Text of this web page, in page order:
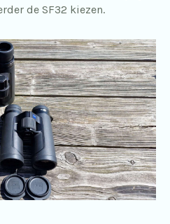
de SF32 kiezen.